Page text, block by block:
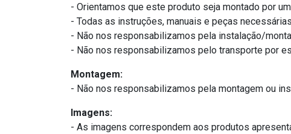
- Orientamos que este produto seja montado por
- Todas as instruções, manuais e peças
- Não nos responsabilizamos pela instalação/
- Não nos responsabilizamos pelo transporte por
Montagem:
- Não nos responsabilizamos pela montagem ou
Imagens:
- As imagens correspondem aos produtos